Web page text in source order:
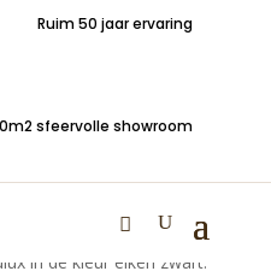
Ruim 50 jaar ervaring
sfeervolle showroom
midden is 159cm
in de kleur eiken zwart.